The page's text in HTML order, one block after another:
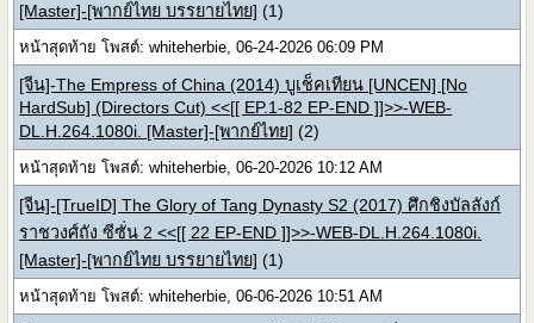
[Master]-[พากย์ไทย บรรยายไทย] (1)
หน้าสุดท้าย โพสต์: whiteherbie, 06-24-2026 06:09 PM
[จีน]-The Empress of China (2014) บูเช็คเทียน [UNCEN] [No
HardSub] (Directors Cut) <<[[ EP.1-82 EP-END ]]>>-WEB-
DL.H.264.1080i. [Master]-[พากย์ไทย] (2)
หน้าสุดท้าย โพสต์: whiteherbie, 06-20-2026 10:12 AM
[จีน]-[TrueID] The Glory of Tang Dynasty S2 (2017) ศึกชิงบัลลังก์
ราชวงศ์ถัง ซีซั่น 2 <<[[ 22 EP-END ]]>>-WEB-DL.H.264.1080i.
[Master]-[พากย์ไทย บรรยายไทย] (1)
หน้าสุดท้าย โพสต์: whiteherbie, 06-06-2026 10:51 AM